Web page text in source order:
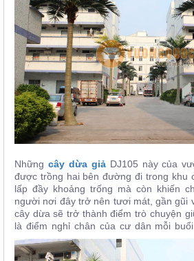
Những cây dừa giảDJ105 này của
được trồng hai bên đường đi trong khu
lấp đầy khoảng trống mà còn khiến
người nơi đây trở nên tươi mát, gần gũi
cây dừa sẽ trở thành điểm trò chuyện
là điểm nghỉ chân của cư dân mỗi buổi